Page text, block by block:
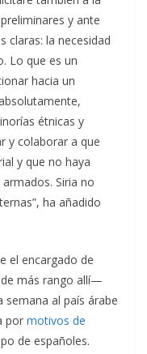
y ante
claras: la necesidad
Lo que es un
hacia un
étnicas y
y colaborar a que
y que no haya
Siria no
ha añadido
el encargado de
más rango allí—
al país árabe
por motivos de
de españoles.